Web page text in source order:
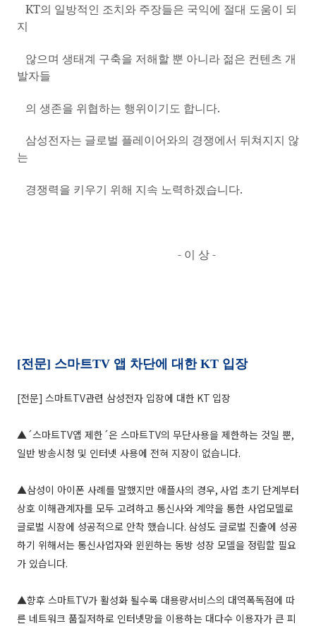
KT의 일방적인 조치와 주장들은 국익에 절대 도움이 되
지
않으며 생태계 구축을 저해할 뿐 아니라 젊은 컨텐츠 개
발자들
의 생존을 위협하는 행위이기도 합니다.
삼성전자는 글로벌 플레이어와의 경쟁에서 뒤쳐지지 않
는
경쟁력을 키우기 위해 지속 노력하겠습니다.
- 이 상-
[전문] 스마트TV 앱 차단에 대한KT 입장
[전문] 스마트TV관련 삼성전자 입장에 대한 KT 입장
▲´스마트TV앱 제한´은 스마트TV의 무단사용을 제한하는 것일 뿐,
일반 방송시청 및 인터넷 사용에 전혀 지장이 없습니다.
▲삼성이 아이폰 사례를 말했지만 애플사의 경우, 사업 초기 단계부터
상호 이해관계자를 모두 고려하고 통신사와 계약을 통한 사업모델로
글로벌 시장에 성공적으로 안착 했습니다. 삼성도 글로벌 진출에 성공
하기 위해서는 통신사업자와 윈윈하는 동방 성장 모델을 정립할 필요
가 있습니다.
▲향후 스마트TV가 활성화 될수록 대용량서비스의 대역폭독점에 따
른 네트워크 품질저하로 인터넷망을 이용하는 대다수 이용자가 큰 피